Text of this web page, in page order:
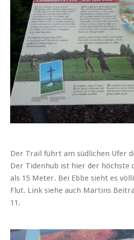
Der Trail führt am südlichen Ufer
Der Tidenhub ist hier der höchste
als 15 Meter. Bei Ebbe sieht es
Flut. Link siehe auch Martins
11.